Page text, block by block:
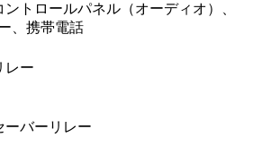
トロールパネル（オーディオ）、
、携帯電話
レー
ーバーリレー